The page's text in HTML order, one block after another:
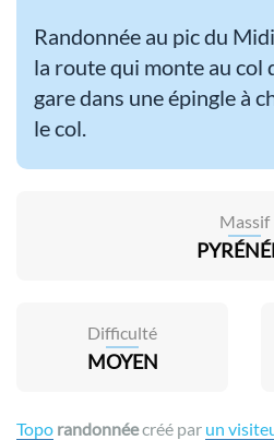
Randonnée au pic du
la route qui monte au col
gare dans une épingle à
le col.
Massif
Difficulté
MOYEN
Topo randonnéecréé par un